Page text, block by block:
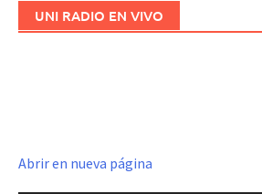
UNI RADIO EN VIVO
Abrir en nueva página